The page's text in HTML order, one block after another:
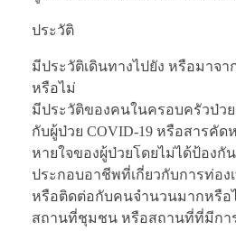
ประวัติ
มีประวัติเดินทางไปยัง หรือมาจ
หรือไม่
มีประวัติของคนในครอบครัวป่วย
กับผู้ป่วย COVID-19 หรือสารคัด
หายใจของผู้ป่วยโดยไม่ได้ป้องกั
ประกอบอาชีพที่เกี่ยวกับการท่อง
หรือติดต่อกับคนจำนวนมากหรือ
สถานที่ชุมชน หรือสถานที่ที่มีกา